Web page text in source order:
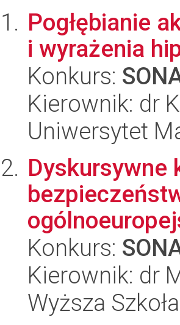
Pogłębianie
i wyrażenia
Konkurs:
Kierownik: dr
Uniwersytet
Dyskursywne
Konkurs:
Kierownik: dr
Wyższa